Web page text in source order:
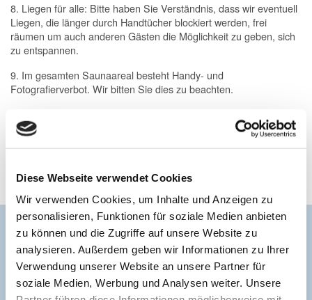
Diese Webseite verwendet Cookies
Wir verwenden Cookies, um Inhalte und Anzeigen zu
personalisieren, Funktionen für soziale Medien anbieten
zu können und die Zugriffe auf unsere Website zu
analysieren. Außerdem geben wir Informationen zu Ihrer
Verwendung unserer Website an unsere Partner für
soziale Medien, Werbung und Analysen weiter. Unsere
8. Liegen für alle: Bitte haben Sie Verständnis, dass wir eventuell
Liegen, die länger durch Handtücher blockiert werden, frei
räumen um auch anderen Gästen die Möglichkeit zu geben, sich
zu entspannen.
9. Im gesamten Saunaareal besteht Handy- und
Fotografierverbot. Wir bitten Sie dies zu beachten.